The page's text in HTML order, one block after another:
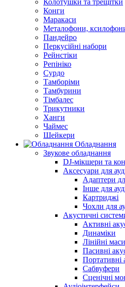
Колотушки та трещітки
Конги
Маракаси
Металофони,
Пандейро
Перкусійні набори
Рейнстіки
Репініко
Сурдо
Тамборіми
Тамбурини
Тімбалес
Трикутники
Ханги
Чаймес
Шейкери
Обладнання
Звукове обладнання
DJ-мікшери та
Аксесуари для
Адаптери
Інше для
Картриджі
Чохли для
Акустичні
Активні
Динаміки
Лінійні
Пасивні
Портативні
Сабвуфери
Сценічні